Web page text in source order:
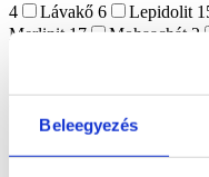
Beleegyezés
4
Lávakő 6 Lepidolit
Merlinit 17 Mohaachát 2
Rubin zoizit3 Rutilkvarc
Szeptária16 Szerpentin